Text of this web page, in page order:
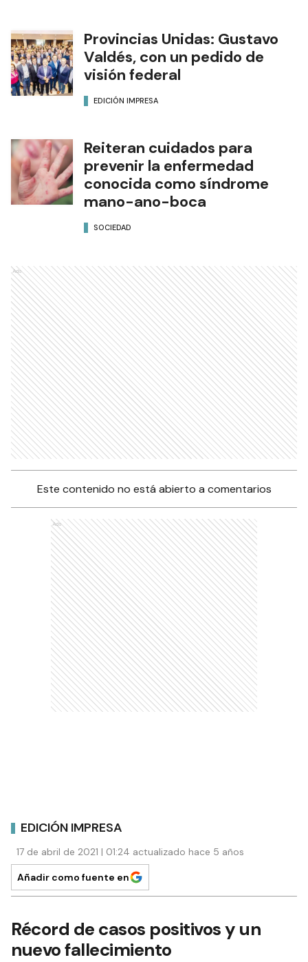
Provincias Unidas: Gustavo
Valdés, con un pedido de
visión federal
EDICIÓN IMPRESA
Reiteran cuidados para
prevenir la enfermedad
conocida como síndrome
mano-ano-boca
SOCIEDAD
Ads
Este contenido no está abierto a comentarios
Ads
EDICIÓN IMPRESA
17 de abril de 2021 | 01:24 actualizado hace 5 años
Añadir como fuente en
Récord de casos positivos y un
nuevo fallecimiento